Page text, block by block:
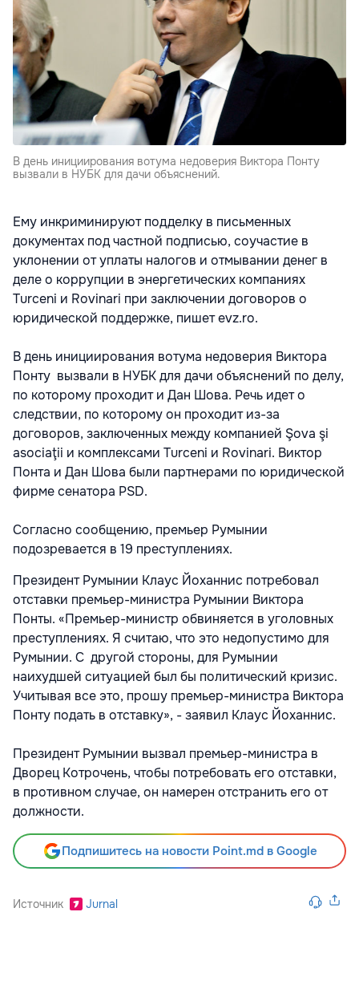
В день инициирования вотума недоверия Виктора Понту
вызвали в НУБК для дачи объяснений.
Ему инкриминируют подделку в письменных
документах под частной подписью, соучастие в
уклонении от уплаты налогов и отмывании денег в
деле о коррупции в энергетических компаниях
Turceni и Rovinari при заключении договоров о
юридической поддержке, пишет evz.ro.
В день инициирования вотума недоверия Виктора
Понту вызвали в НУБК для дачи объяснений по делу,
по которому проходит и Дан Шова. Речь идет о
следствии, по которому он проходит из-за
договоров, заключенных между компанией Şova şi
asociaţii и комплексами Turceni и Rovinari. Виктор
Понта и Дан Шова были партнерами по юридической
фирме сенатора PSD.
Согласно сообщению, премьер Румынии
подозревается в 19 преступлениях.
Президент Румынии Клаус Йоханнис потребовал
отставки премьер-министра Румынии Виктора
Понты. «Премьер-министр обвиняется в уголовных
преступлениях. Я считаю, что это недопустимо для
Румынии. С другой стороны, для Румынии
наихудшей ситуацией был бы политический кризис.
Учитывая все это, прошу премьер-министра Виктора
Понту подать в отставку», - заявил Клаус Йоханнис.
Президент Румынии вызвал премьер-министра в
Дворец Котрочень, чтобы потребовать его отставки,
в противном случае, он намерен отстранить его от
должности.
Подпишитесь на новости Point.md в Google
Источник Jurnal